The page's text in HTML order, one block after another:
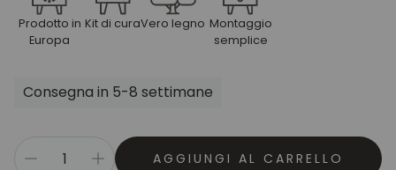
Prodotto in
Europa
Kit di curaVero legno Montaggio
semplice
Consegna in 5-8 settimane
AGGIUNGI AL CARRELLO